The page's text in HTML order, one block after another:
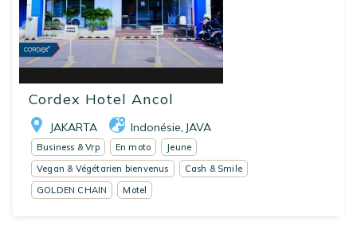
Cordex Hotel Ancol
JAKARTA Indonésie JAVA
Business & Vrp En moto
Jeune
Vegan & Végétarien bienvenus
Cash & Smile
GOLDEN CHAIN
Motel